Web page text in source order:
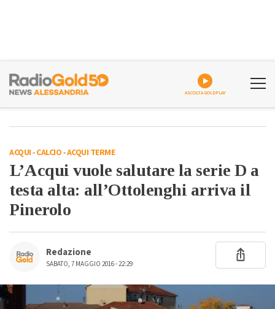
ASCOLTA GOLDPLAY
ACQUI-CALCIO-ACQUI TERME
L’Acqui vuole salutare la serie D a
testa alta: all’Ottolenghi arriva il
Pinerolo
Redazione
SABATO, 7 MAGGIO 2016 - 22:29